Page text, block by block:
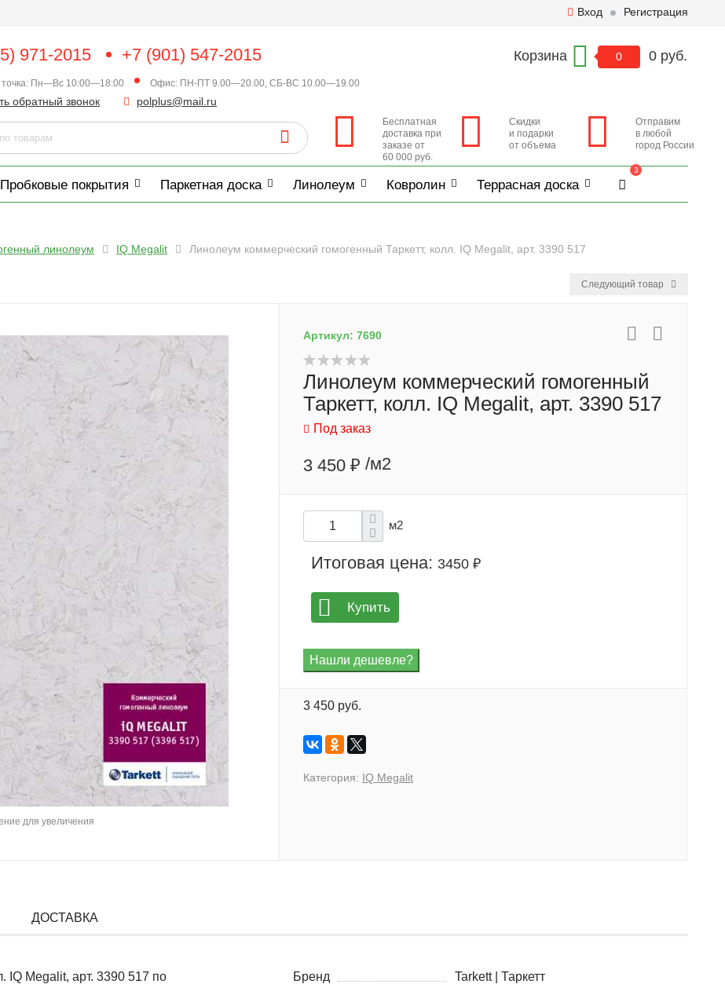
Вход Регистрация
971-2015 +7 (901) 547-2015
точка: Пн—Вс 10:00—18:00 Офис: ПН-ПТ 9.00—20.00, СБ-ВС 10.00—19.00
обратный звонок polplus@mail.ru
Корзина 0 0 руб.
Бесплатная
доставка при
заказе от
60 000 руб.
Скидки
и подарки
от объема
Отправим
в любой
город России
Пробковые покрытия Паркетная доска Линолеум Ковролин Террасная доска
3
линолеум IQ Megalit Линолеум коммерческий гомогенный Таркетт, колл. IQ Megalit, арт. 3390 517
Следующий товар
для увеличения
Артикул: 7690
Линолеум коммерческий гомогенный
Таркетт, колл. IQ Megalit, арт. 3390 517
Под заказ
3 450 ₽ /м2
м2
Итоговая цена: 3450 ₽
Купить
3 450 руб.
Категория: IQ Megalit
ДОСТАВКА
IQ Megalit, арт. 3390 517 по
Бренд
Tarkett | Таркетт